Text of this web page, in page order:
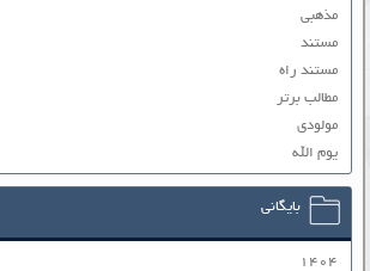
مذهبی
مستند
مستند راه
مطالب برتر
مولودی
یوم الله
بایگانی
۱۴۰۴